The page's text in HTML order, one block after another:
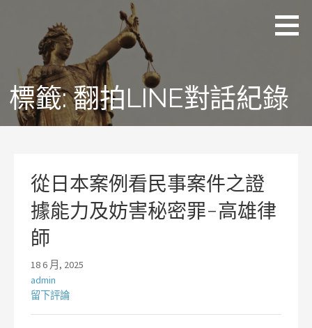
法
律
事
務
所
林
熱
情、
同理
及完
標籤:翻拍LINE對話紀錄
從日本案例看民事案件之證
據能力及妨害秘密罪-高雄律
師
18 6 月, 2025
admin
留下評論